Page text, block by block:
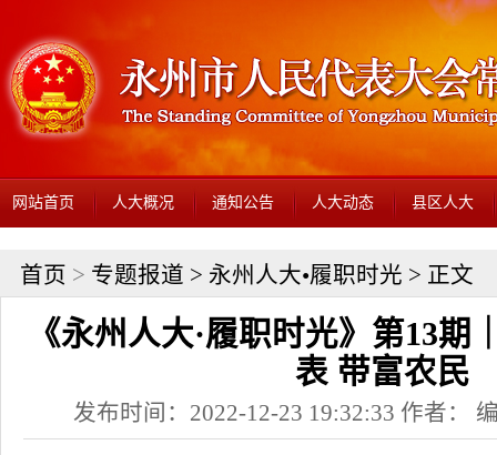
网站首页 人大概况 通知公告 人大动态 县区人大
首页 > 专题报道 > 永州人大•履职时光 > 正文
《永州人大·履职时光》第13期
表 带富农民
发布时间：2022-12-23 19:32:33 作者：